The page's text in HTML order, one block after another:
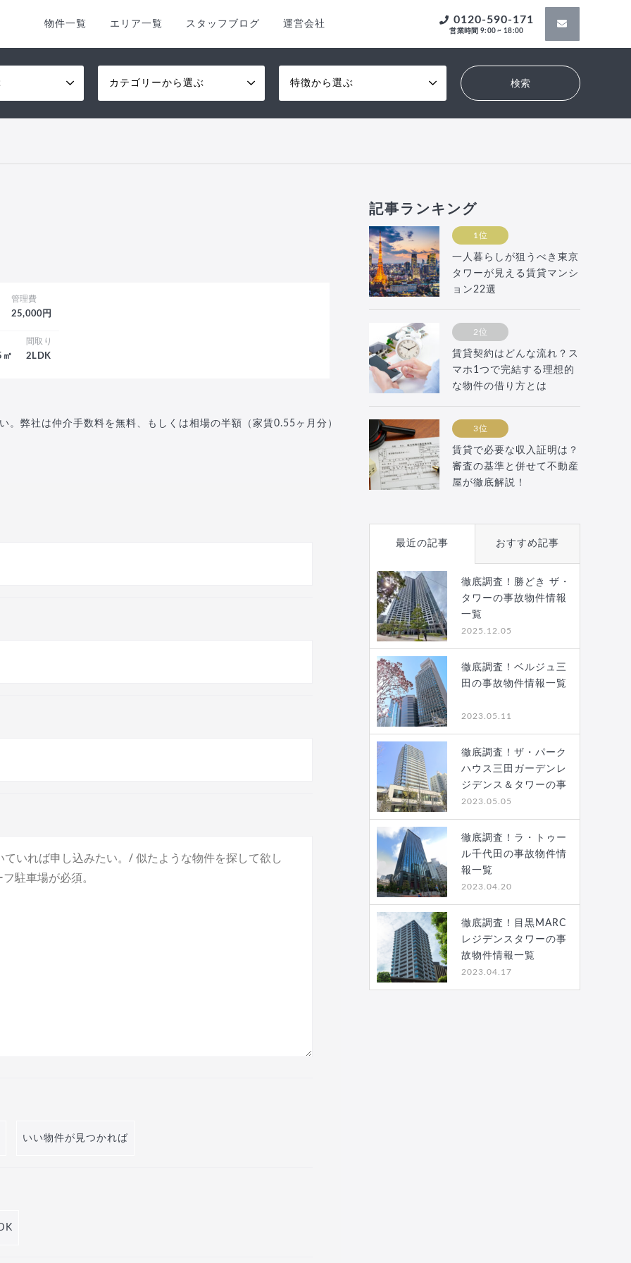
物件一覧 エリア一覧 スタッフブログ 運営会社 0120-590-171
営業時間 9:00 ~ 18:00
カテゴリーから選ぶ 特徴から選ぶ
管理費
25,000円
㎡
間取り
2LDK
。弊社は仲介手数料を無料、もしくは相場の半額（家賃0.55ヶ月分）
いい物件が見つかれば
記事ランキング
1位
一人暮らしが狙うべき東京
タワーが見える賃貸マンシ
ョン22選
2位
賃貸契約はどんな流れ？ス
マホ1つで完結する理想的
な物件の借り方とは
3位
賃貸で必要な収入証明は？
審査の基準と併せて不動産
屋が徹底解説！
最近の記事 おすすめ記事
徹底調査！勝どき ザ・
タワーの事故物件情報
一覧
2025.12.05
徹底調査！ベルジュ三
田の事故物件情報一覧
2023.05.11
徹底調査！ザ・パーク
ハウス三田ガーデンレ
ジデンス＆タワーの事
故…
2023.05.05
徹底調査！ラ・トゥー
ル千代田の事故物件情
報一覧
2023.04.20
徹底調査！目黒MARC
レジデンスタワーの事
故物件情報一覧
2023.04.17